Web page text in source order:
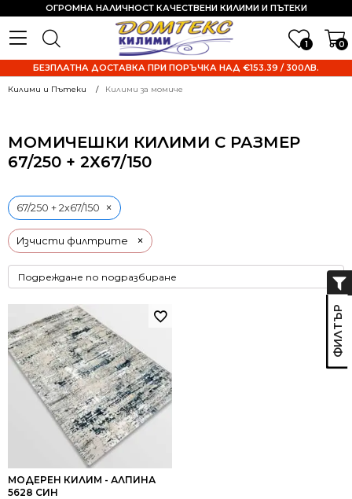
1 0
ОГРОМНА НАЛИЧНОСТ КАЧЕСТВЕНИ КИЛИМИ И ПЪТЕКИ
БЕЗПЛАТНА ДОСТАВКА ПРИ ПОРЪЧКА НАД €153.39 / 300ЛВ.
Килими и Пътеки Килими за момиче
МОМИЧЕШКИ КИЛИМИ С РАЗМЕР
67/250 + 2Х67/150
Изчисти филтрите ×
67/250 + 2х67/150 ×
МОДЕРЕН КИЛИМ - АЛПИНА
5628 СИН